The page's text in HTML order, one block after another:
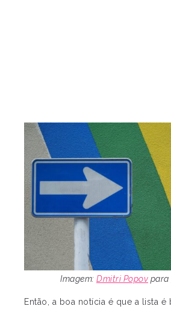
Imagem: Dmitri Popov para
Então, a boa notícia é que a lista é